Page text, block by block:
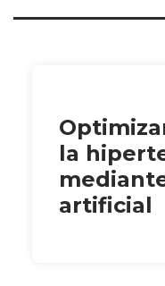
la
artificial